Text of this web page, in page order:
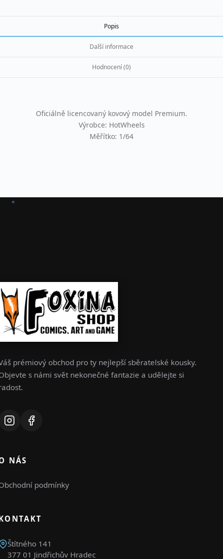
Popis
Další informace
Hodnocení (0)
Oficiálně licencovaný kovový model Premium.
Výrobce: HotWheels
Měřítko: 1/64
prémiový obchod pro ty nejlepší sběratelské kousky.
s námi svět nekonečné fantazie a udělejte si
NÁS
podmínky
Štítného 141
377 01 Jindřichův Hradec